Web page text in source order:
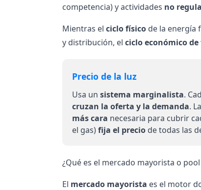
competencia) y actividades no
Mientras el ciclo físicode la energía
y distribución, el ciclo económico
Precio de la luz
Usa un sistema marginalista.
cruzan la oferta y la demanda. La
más cara necesaria para cubrir
el gas)fija el preciode todas las
¿Qué es el mercado mayorista o
El mercado mayorista es el motor